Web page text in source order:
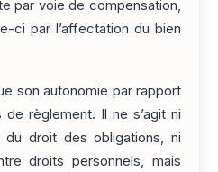
par voie de compensation,
ci par l’affectation du bien
son autonomie par rapport
règlement. Il ne s’agit ni
du droit des obligations, ni
droits personnels, mais